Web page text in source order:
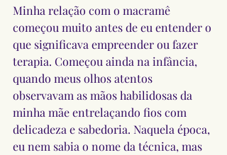
Minha relação com o macramê
começou muito antes de eu entender o
que significava empreender ou fazer
terapia. Começou ainda na infância,
quando meus olhos atentos
observavam as mãos habilidosas da
minha mãe entrelaçando fios com
delicadeza e sabedoria. Naquela época,
eu nem sabia o nome da técnica, mas